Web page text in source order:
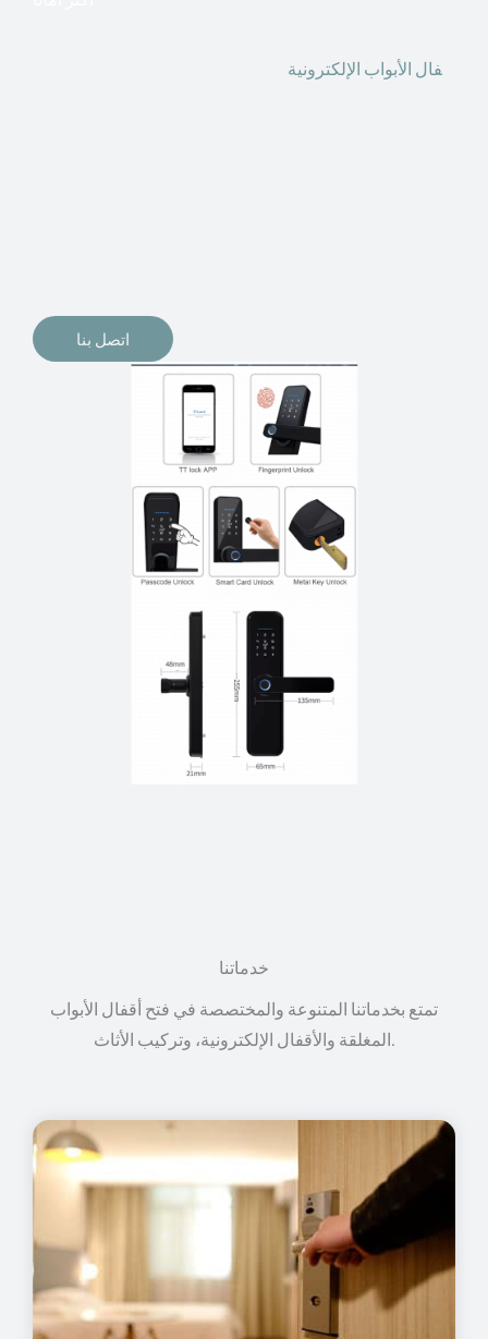
فال الأبواب الإلكترونية
اتصل بنا
خدماتنا
تمتع بخدماتنا المتنوعة والمختصصة في فتح أقفال الأبواب